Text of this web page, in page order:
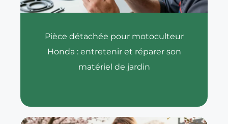
Pièce détachée pour motoculteur
Honda : entretenir et réparer son
matériel de jardin